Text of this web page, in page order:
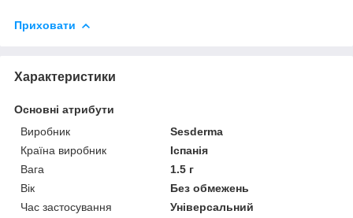
Приховати
Характеристики
Основні атрибути
Виробник
Sesderma
Країна виробник
Іспанія
Вага
1.5 г
Вік
Без обмежень
Час застосування
Універсальний